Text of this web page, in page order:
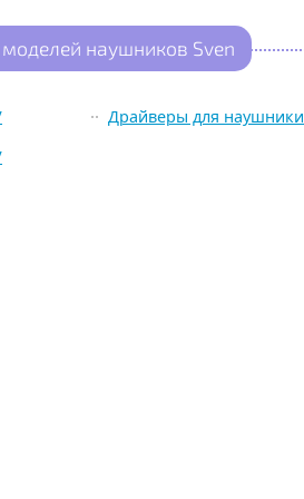
наушников Sven
Драйверы для наушники